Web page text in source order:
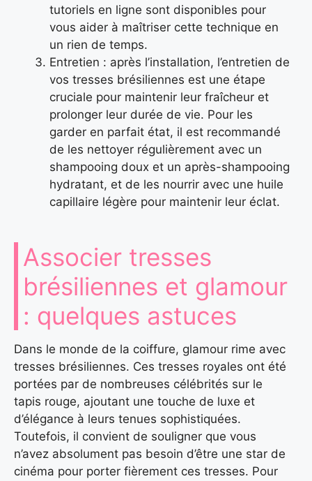
tutoriels en ligne sont disponibles pour
vous aider à maîtriser cette technique en
un rien de temps.
Entretien : après l’installation, l’entretien de
vos tresses brésiliennes est une étape
cruciale pour maintenir leur fraîcheur et
prolonger leur durée de vie. Pour les
garder en parfait état, il est recommandé
de les nettoyer régulièrement avec un
shampooing doux et un après-shampooing
hydratant, et de les nourrir avec une huile
capillaire légère pour maintenir leur éclat.
Associer tresses
brésiliennes et glamour
: quelques astuces
Dans le monde de la coiffure, glamour rime avec
tresses brésiliennes. Ces tresses royales ont été
portées par de nombreuses célébrités sur le
tapis rouge, ajoutant une touche de luxe et
d’élégance à leurs tenues sophistiquées.
Toutefois, il convient de souligner que vous
n’avez absolument pas besoin d’être une star de
cinéma pour porter fièrement ces tresses. Pour